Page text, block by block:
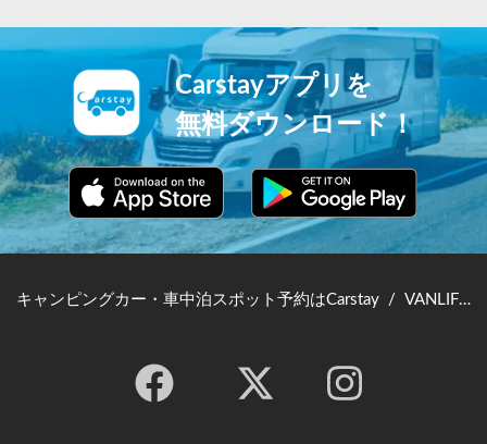
Carstayアプリを
無料ダウンロード！
キャンピングカー・車中泊スポット予約はCarstay / VANLIFE JAPAN TOP